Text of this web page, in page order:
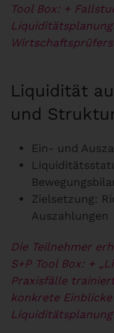
Tool Box: +
Liquidität
und
Ein- und
Zielsetzung:
Auszahlungen
Die Teilnehmer
S+P Tool Box: +
Praxisfälle
konkrete
Liquiditätsplanung.